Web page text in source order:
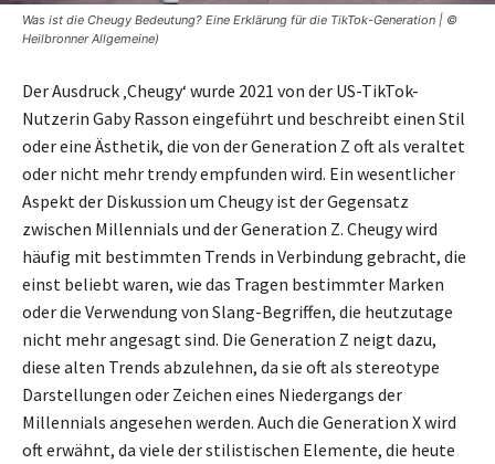
Was ist die Cheugy Bedeutung? Eine Erklärung für die TikTok-Generation | ©
Heilbronner Allgemeine)
Der Ausdruck ‚Cheugy‘ wurde 2021 von der US-TikTok-
Nutzerin Gaby Rasson eingeführt und beschreibt einen Stil
oder eine Ästhetik, die von der Generation Z oft als veraltet
oder nicht mehr trendy empfunden wird. Ein wesentlicher
Aspekt der Diskussion um Cheugy ist der Gegensatz
zwischen Millennials und der Generation Z. Cheugy wird
häufig mit bestimmten Trends in Verbindung gebracht, die
einst beliebt waren, wie das Tragen bestimmter Marken
oder die Verwendung von Slang-Begriffen, die heutzutage
nicht mehr angesagt sind. Die Generation Z neigt dazu,
diese alten Trends abzulehnen, da sie oft als stereotype
Darstellungen oder Zeichen eines Niedergangs der
Millennials angesehen werden. Auch die Generation X wird
oft erwähnt, da viele der stilistischen Elemente, die heute